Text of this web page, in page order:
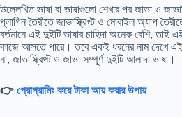
উল্লেখিত ভাষা বা ভাষাগুলো শেখার পর জাভা ও
প্লাগিন তৈরীতে জাভাস্ক্রিপ্ট ও মোবাইল অ্যাপ
বর্তমানে এই দুইটি ভাষার চাহিদা অনেক বেশি, তাই
কাজে আসতে পারে। তবে একই ধরনের নাম দেখে এই
না, জাভাস্ক্রিপ্ট ও জাভা সম্পূর্ণ দুইটি আলাদা ভাষা।
👉 প্রোগ্রামিং করে টাকা আয় করার উপায়